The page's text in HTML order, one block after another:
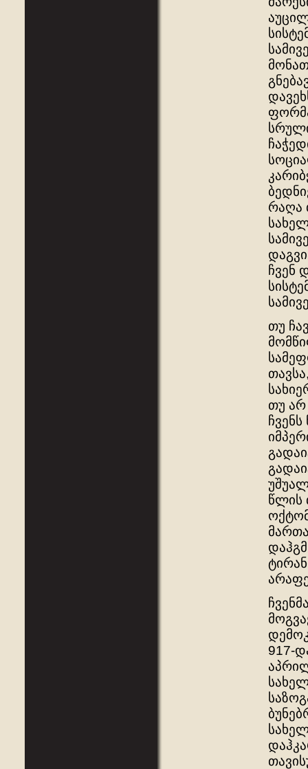
რაღა
ჩვენ
თუ
თუ არ
წლის
917-